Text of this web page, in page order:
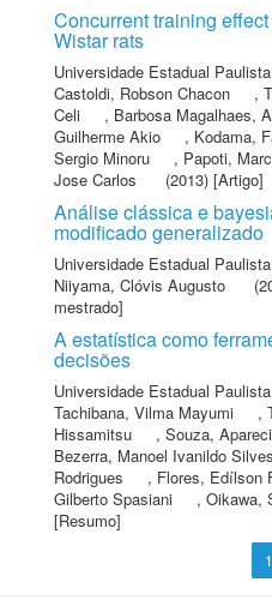
Concurrent training
Wistar rats
Universidade Estadual
Castoldi, Robson Chacon
,
Celi
, Barbosa Magalhaes,
Guilherme Akio
, Kodama,
Sergio Minoru
, Papoti,
Jose Carlos
(2013) [Artigo]
Análise clássica e
modificado generalizado
Universidade Estadual
Niiyama, Clóvis Augusto
mestrado]
A estatística como
decisões
Universidade Estadual
Tachibana, Vilma Mayumi
,
Hissamitsu
, Souza,
Bezerra, Manoel Ivanildo
Rodrigues
, Flores, Edílson
Gilberto Spasiani
, Oikawa,
[Resumo]
1